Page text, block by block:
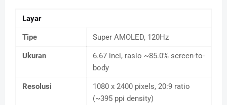
Layar
Tipe Super AMOLED, 120Hz
Ukuran
6.67 inci, rasio ~85.0% screen-to-
body
Resolusi
1080 x 2400 pixels, 20:9 ratio
(~395 ppi density)